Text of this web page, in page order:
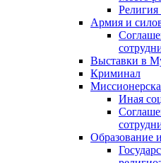
Религия
Армия и
Выставки в
Криминал
Иная
Образование